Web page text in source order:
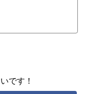
です！